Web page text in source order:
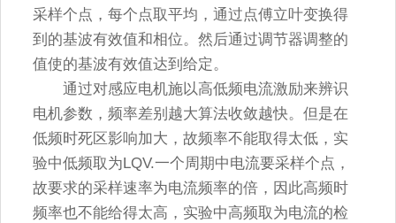
采样个点，每个点取平均，通过点傅立叶变换得
到的基波有效值和相位。然后通过调节器调整的
值使的基波有效值达到给定。
通过对感应电机施以高低频电流激励来辨识
电机参数，频率差别越大算法收敛越快。但是在
低频时死区影响加大，故频率不能取得太低，实
验中低频取为LQV.一个周期中电流要采样个点，
故要求的采样速率为电流频率的倍，因此高频时
频率也不能给得太高，实验中高频取为电流的检